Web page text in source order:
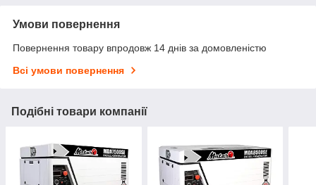
Умови повернення
Повернення товару впродовж 14 днів за домовленістю
Всі умови повернення
Подібні товари компанії